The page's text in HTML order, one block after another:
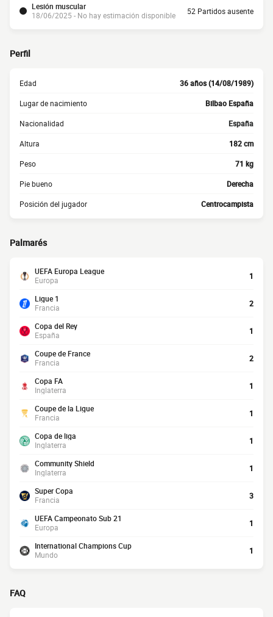
Lesión muscular
18/06/2025 - No hay estimación disponible
52 Partidos ausente
Perfil
Edad 36 años (14/08/1989)
Lugar de nacimiento Bilbao España
Nacionalidad España
Altura 182 cm
Peso 71 kg
Pie bueno Derecha
Posición del jugador Centrocampista
Palmarés
UEFA Europa League
Europa
1
Ligue 1
Francia
2
Copa del Rey
España
1
Coupe de France
Francia
2
Copa FA
Inglaterra
1
Coupe de la Ligue
Francia
1
Copa de liga
Inglaterra
1
Community Shield
Inglaterra
1
Super Copa
Francia
3
UEFA Campeonato Sub 21
Europa
1
International Champions Cup
Mundo
1
FAQ